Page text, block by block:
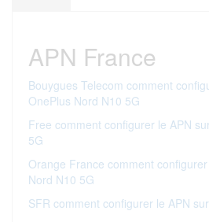
APN France
Bouygues Telecom comment
OnePlus Nord N10 5G
Free comment configurer le APN
5G
Orange France comment
Nord N10 5G
SFR comment configurer le APN